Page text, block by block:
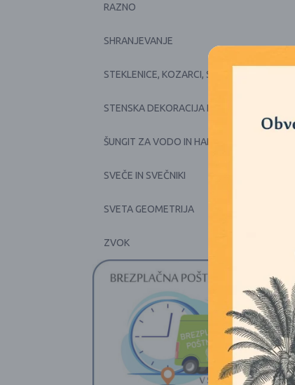
RAZNO
SHRANJEVANJE
STEKLENICE, KOZARCI, SKODELICE, POSODE
STENSKA DEKORACIJA IN PRTI
ŠUNGIT ZA VODO IN HARMONIJO
SVEČE IN SVEČNIKI
SVETA GEOMETRIJA
ZVOK